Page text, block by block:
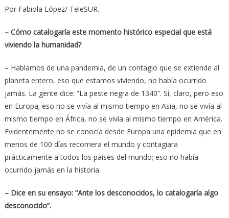
Por Fabiola López/ TeleSUR.
– Cómo catalogaría este momento histórico especial que está
viviendo la humanidad?
– Hablamos de una pandemia, de un contagio que se extiende al
planeta entero, eso que estamos viviendo, no había ocurrido
jamás. La gente dice: “La peste negra de 1340”. Sí, claro, pero eso
en Europa; eso no se vivía al mismo tiempo en Asia, no se vivía al
mismo tiempo en África, no se vivía al mismo tiempo en América.
Evidentemente no se conocía desde Europa una epidemia que en
menos de 100 días recorriera el mundo y contagiara
prácticamente a todos los países del mundo; eso no había
ocurrido jamás en la historia.
– Dice en su ensayo: “Ante los desconocidos, lo catalogaría algo
desconocido”.